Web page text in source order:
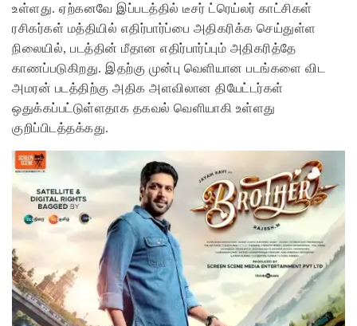
உள்ளது. ஏற்கனவே இப்படத்தில் டீசர் ட்ரெய்லர் காட்சிகள்
ரசிகர்கள் மத்தியில் எதிர்பார்ப்பை அதிகரிக்க செய்துள்ள
நிலையில், படத்தின் மீதான எதிர்பார்ப்பும் அதிகரித்தே
காணப்படுகிறது. இதற்கு முன்பு வெளியான படங்களை விட
அமரன் படத்திற்கு அதிக அளவிலான தியேட்டர்கள்
ஒதுக்கப்பட்டுள்ளதாக தகவல் வெளியாகி உள்ளது
குறிப்பிடத்தக்கது.